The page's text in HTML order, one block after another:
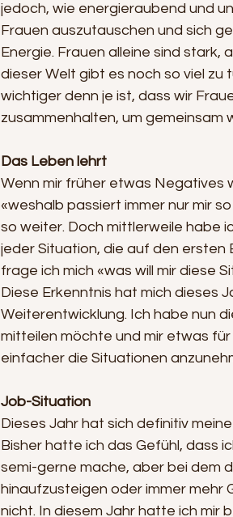
jedoch, wie energieraubend und
Frauen auszutauschen und sich
Energie. Frauen alleine sind stark,
dieser Welt gibt es noch so viel zu
wichtiger denn je ist, dass wir
zusammenhalten, um gemeinsam
Das Leben lehrt
Wenn mir früher etwas Negatives
«weshalb passiert immer nur mir
so weiter. Doch mittlerweile habe
jeder Situation, die auf den ersten
frage ich mich «was will mir diese
Diese Erkenntnis hat mich dieses
Weiterentwicklung. Ich habe nun
mitteilen möchte und mir etwas
einfacher die Situationen
Job-Situation
Dieses Jahr hat sich definitiv
Bisher hatte ich das Gefühl, dass
semi-gerne mache, aber bei dem
hinaufzusteigen oder immer mehr
nicht. In diesem Jahr hatte ich mir